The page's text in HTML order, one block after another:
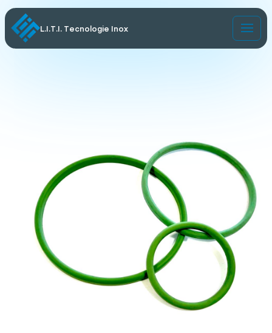
L.I.T.I. Tecnologie Inox